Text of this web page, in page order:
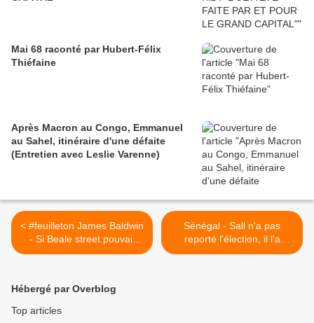
Mai 68 raconté par Hubert-Félix
Thiéfaine
Après Macron au Congo, Emmanuel
au Sahel, itinéraire d'une défaite
(Entretien avec Leslie Varenne)
< #feuilleton James Baldwin
- Si Beale street pouvait
parler (10 / 15, lu par
Sénégal - Sall n'a pas
reporté l'élection, il l'a
annulée ! (Pigeaud, Samba
Hébergé par Overblog
Top articles